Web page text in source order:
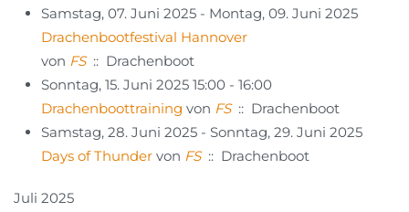
Samstag, 07. Juni 2025 - Montag, 09. Juni 2025
Drachenbootfestival Hannover
von FS:: Drachenboot
Sonntag, 15. Juni 2025 15:00 - 16:00
Drachenboottraining von FS:: Drachenboot
Samstag, 28. Juni 2025 - Sonntag, 29. Juni 2025
Days of Thunder von FS:: Drachenboot
Juli 2025